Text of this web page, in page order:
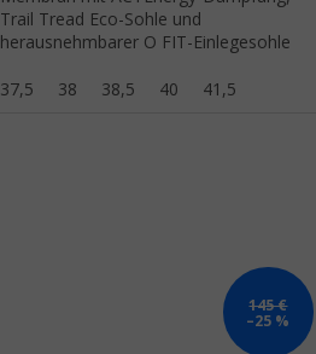
Trail Tread Eco-Sohle und
herausnehmbarer O FIT-Einlegesohle
37,5
38 38,5 40 41,5
145 €
–25 %